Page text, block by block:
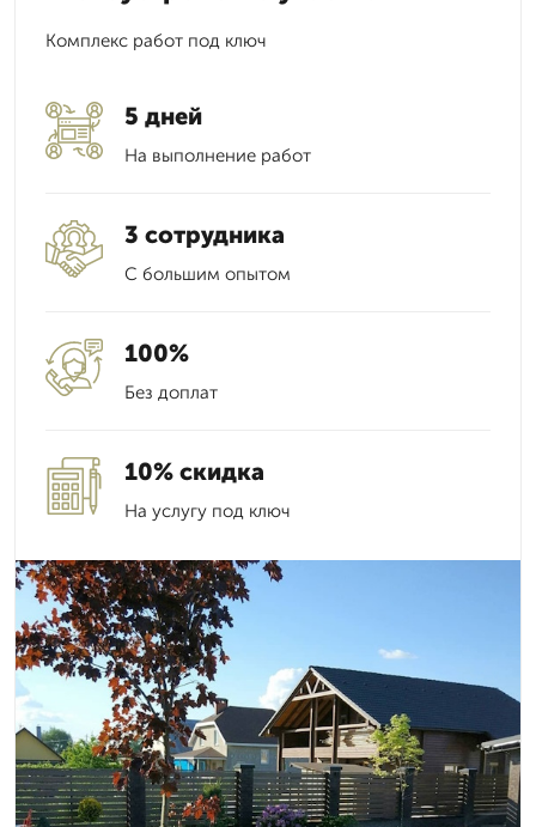
Комплекс работ под ключ
5 дней
На выполнение работ
3 сотрудника
С большим опытом
100%
Без доплат
10% скидка
На услугу под ключ